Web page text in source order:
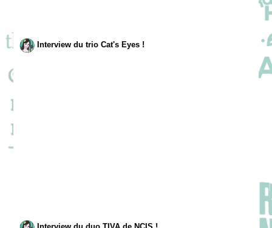
Interview du trio Cat's Eyes !